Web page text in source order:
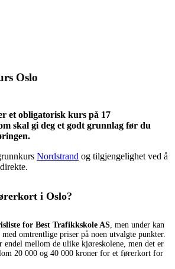
Oslo
et obligatorisk kurs på 17
skal gi deg et godt grunnlag før du
Nordstrand og tilgjengelighet ved å
i Oslo?
for Best Trafikkskole AS, men under kan
omtrentlige priser på noen utvalgte punkter.
mellom de ulike kjøreskolene, men det er
20 000 og 40 000 kroner for et førerkort for